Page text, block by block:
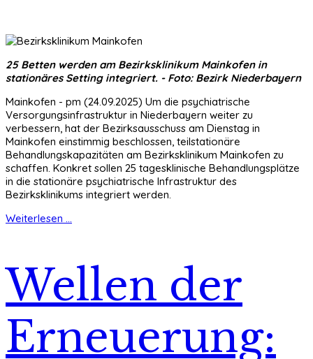
25 Betten werden am Bezirksklinikum Mainkofen in
stationäres Setting integriert. - Foto: Bezirk Niederbayern
Mainkofen - pm (24.09.2025) Um die psychiatrische
Versorgungsinfrastruktur in Niederbayern weiter zu
verbessern, hat der Bezirksausschuss am Dienstag in
Mainkofen einstimmig beschlossen, teilstationäre
Behandlungskapazitäten am Bezirksklinikum Mainkofen zu
schaffen. Konkret sollen 25 tagesklinische Behandlungsplätze
in die stationäre psychiatrische Infrastruktur des
Bezirksklinikums integriert werden.
Weiterlesen ...
Wellen der
Erneuerung: